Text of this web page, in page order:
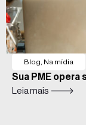
Blog Na mídia
Sua PME
Leia mais 🡒